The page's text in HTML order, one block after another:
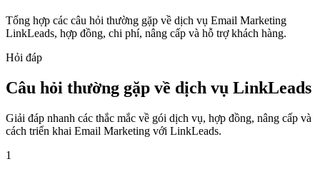
Tổng hợp các câu hỏi thường gặp về dịch vụ Email Marketing
LinkLeads, hợp đồng, chi phí, nâng cấp và hỗ trợ khách hàng.
Hỏi đáp
Câu hỏi thường gặp về dịch vụ LinkLeads
Giải đáp nhanh các thắc mắc về gói dịch vụ, hợp đồng, nâng cấp và
cách triển khai Email Marketing với LinkLeads.
1